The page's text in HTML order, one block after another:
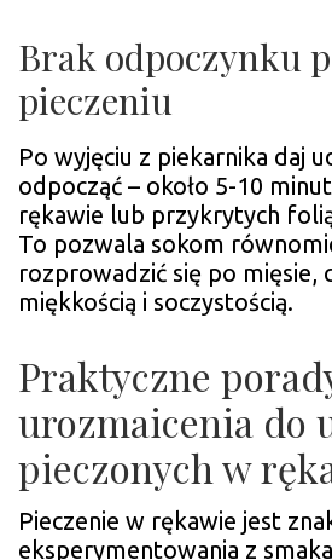
Brak odpoczynku
pieczeniu
Po wyjęciu z piekarnika daj
odpocząć – około 5-10
rękawie lub przykrytych
To pozwala sokom
rozprowadzić się po mięsie,
miękkością i soczystością.
Praktyczne
urozmaicenia do
pieczonych w
Pieczenie w rękawie jest
eksperymentowania z